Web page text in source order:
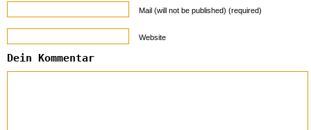
Mail (will not be published) (required)
Website
Dein Kommentar